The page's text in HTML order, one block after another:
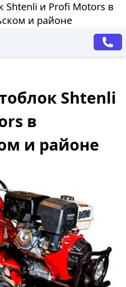
Shtenli и Profi Motors в
и районе
Shtenli
в
и районе